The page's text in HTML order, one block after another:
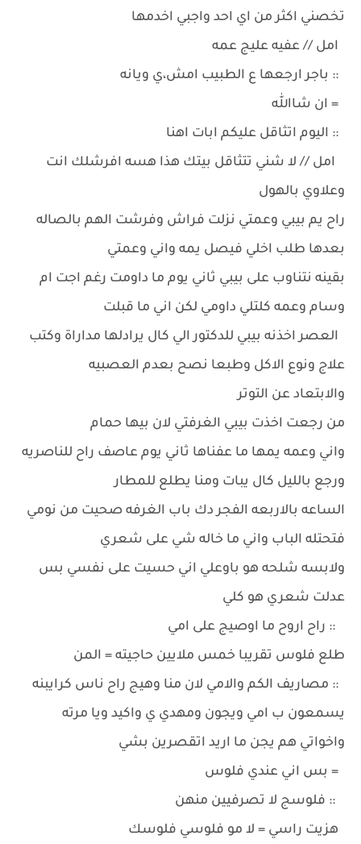
تخصني اكثر من اي احد واجبي اخدمها
امل // عفيه عليج عمه
:: باجر ارجعها ع الطبيب امش،ي ويانه
= ان شاالله
:: اليوم اتثاقل عليكم ابات اهنا
امل // لا شني تتثاقل بيتك هذا هسه افرشلك انت
وعلاوي بالهول
راح يم بيبي وعمتي نزلت فراش وفرشت الهم بالصاله
بعدها طلب اخلي فيصل يمه واني وعمتي
بقينه نتناوب على بيبي ثاني يوم ما داومت رغم اجت ام
وسام وعمه كلتلي داومي لكن اني ما قبلت
العصر اخذنه بيبي للدكتور الي كال يرادلها مداراة وكتب
علاج ونوع الاكل وطبعا نصح بعدم العصبيه
والابتعاد عن التوتر
من رجعت اخذت بيبي الغرفتي لان بيها حمام
واني وعمه يمها ما عفناها ثاني يوم عاصف راح للناصريه
ورجع بالليل كال يبات ومنا يطلع للمطار
الساعه بالاربعه الفجر دك باب الغرفه صحيت من نومي
فتحتله الباب واني ما خاله شي على شعري
ولابسه شلحه هو باوعلي اني حسيت على نفسي بس
عدلت شعري هو كلي
:: راح اروح ما اوصيج على امي
طلع فلوس تقريبا خمس ملايين حاجيته = المن
:: مصاريف الكم والامي لان منا وهيج راح ناس كرايبنه
يسمعون ب امي ويجون ومهدي ي واكيد ويا مرته
واخواتي هم يجن ما اريد اتقصرين بشي
= بس اني عندي فلوس
:: فلوسج لا تصرفيين منهن
هزيت راسي = لا مو فلوسي فلوسك